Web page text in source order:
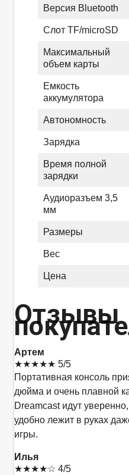
Версия Bluetooth
Слот TF/microSD
Максимальный
объем карты
Емкость
аккумулятора
Автономность
Зарядка
Время полной
зарядки
Аудиоразъем 3,5
мм
Размеры
Вес
Цена
Отзывы
Артем
★★★★★ 5/5
Портативная консоль
дюйма и очень плавной
Dreamcast идут
удобно лежит в руках
игры.
Илья
★★★★☆ 4/5